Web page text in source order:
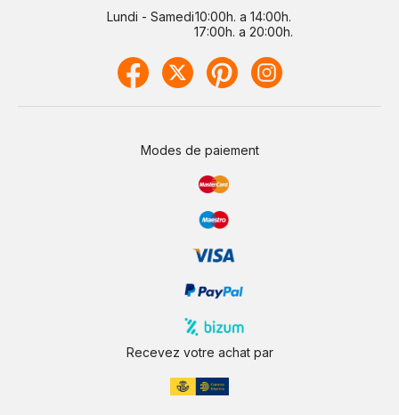
Lundi - Samedi10:00h. a 14:00h.
17:00h. a 20:00h.
Modes de paiement
Recevez votre achat par